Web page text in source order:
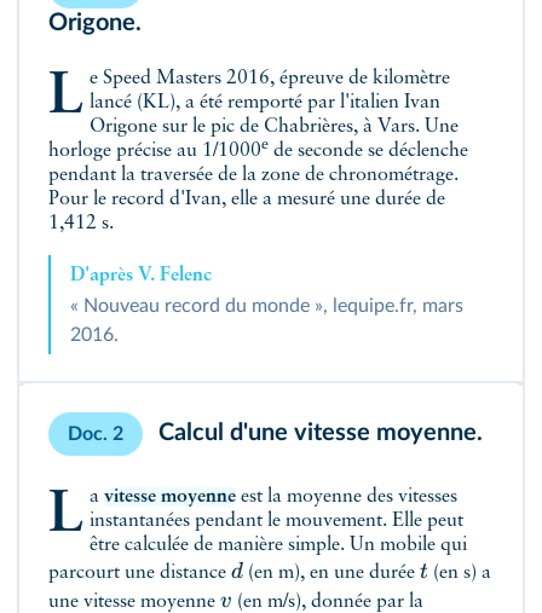
Origone.
Le Speed Masters 2016, épreuve de kilomètre lancé (KL), a été remporté par l'italien Ivan
Origone sur le pic de Chabrières, à Vars. Une
horloge précise au 1/1000e de seconde se déclenche
pendant la traversée de la zone de chronométrage.
Pour le record d'Ivan, elle a mesuré une durée de
1,412 s.
D'après V. Felenc
« Nouveau record du monde », lequipe.fr, mars
2016.
Doc. 2 Calcul d'une vitesse moyenne.
La vitesse moyenneest la moyenne des vitesses
instantanées pendant le mouvement. Elle peut
être calculée de manière simple. Un mobile qui
parcourt une distance d (en m), en une durée t (en s) a
une vitesse moyenne v (en m/s), donnée par la